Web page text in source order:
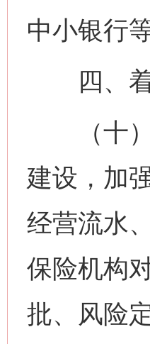
中小银行
四、着
（十）
建设，加
经营流水
保险机构
批、风险